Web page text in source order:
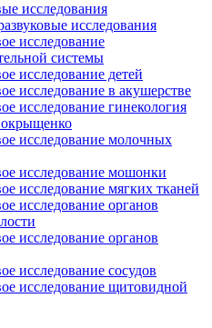
исследования
исследования
исследование
системы
исследование детей
исследование в акушерстве
исследование гинекология
исследование молочных
исследование мошонки
исследование мягких тканей
исследование органов
исследование органов
исследование сосудов
исследование щитовидной